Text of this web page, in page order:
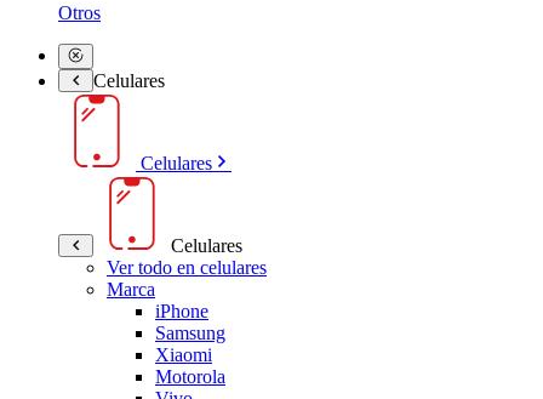
Otros
Celulares
Celulares
Celulares
Ver todo en celulares
Marca
iPhone
Samsung
Xiaomi
Motorola